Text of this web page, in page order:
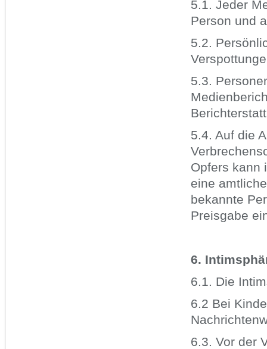
5.1. Jeder
Person und
5.2.
5.3.
5.4. Auf die
Opfers kann
eine
bekannte
Preisgabe
6.
6.1. Die
6.2 Bei
6.3. Vor der